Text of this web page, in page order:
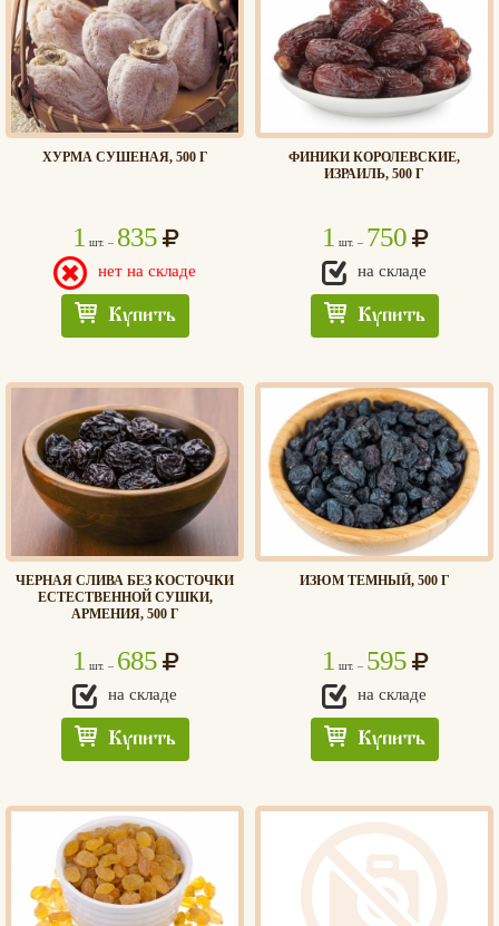
Хлеб
ХУРМА СУШЕНАЯ, 500 Г
1 шт. – 835
нет на складе
Купить
ФИНИКИ КОРОЛЕВСКИЕ,
ИЗРАИЛЬ, 500 Г
1 шт. – 750
на складе
Купить
ЧЕРНАЯ СЛИВА БЕЗ КОСТОЧКИ
ЕСТЕСТВЕННОЙ СУШКИ,
АРМЕНИЯ, 500 Г
1 шт. – 685
на складе
Купить
ИЗЮМ ТЕМНЫЙ, 500 Г
1 шт. – 595
на складе
Купить